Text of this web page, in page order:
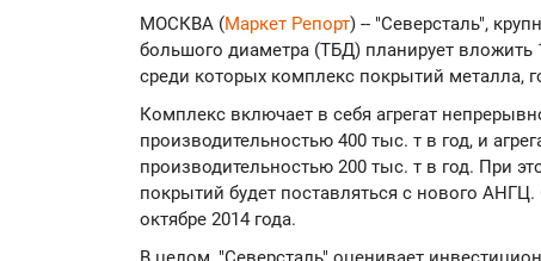
МОСКВА (Маркет Репорт) -- "Северсталь",
большого диаметра (ТБД) планирует вложить
среди которых комплекс покрытий металла,
Комплекс включает в себя агрегат
производительностью 400 тыс. т в год, и
производительностью 200 тыс. т в год. При
покрытий будет поставляться с нового
октябре 2014 года.